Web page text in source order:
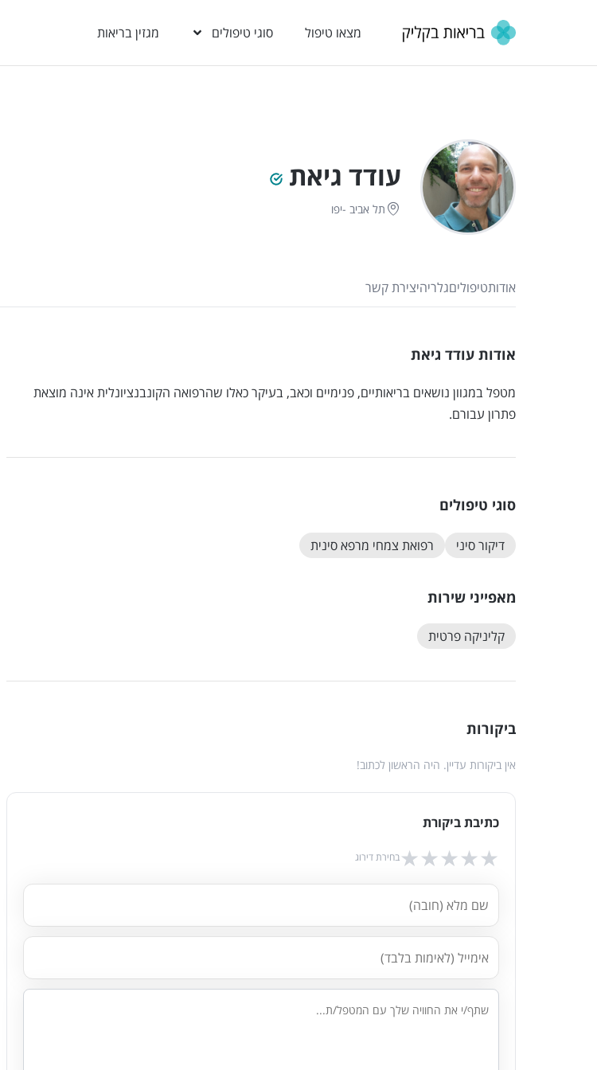
מצאו טיפול סוגי טיפולים מגזין בריאות
עודד גיאת
תל אביב -יפו
אודותטיפוליםגלריהיצירת קשר
אודות עודד גיאת
מטפל במגוון נושאים בריאותיים, פנימיים וכאב, בעיקר כאלו שהרפואה הקונבנציונלית אינה מוצאת
פתרון עבורם.
סוגי טיפולים
דיקור סיני רפואת צמחי מרפא סינית
מאפייני שירות
קליניקה פרטית
ביקורות
אין ביקורות עדיין. היה הראשון לכתוב!
כתיבת ביקורת
★★★★★ בחירת דירוג